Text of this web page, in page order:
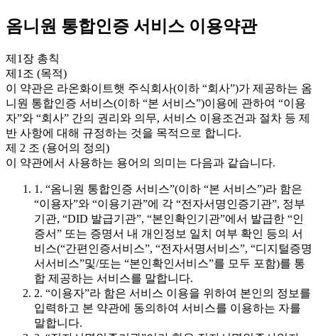
옴니원 통합인증 서비스 이용약관
제1장 총칙
제1조 (목적)
이 약관은 라온화이트햇 주식회사(이하 “회사”)가 제공하는 옴
니원 통합인증 서비스(이하 “본 서비스”)이용에 관하여 “이용
자”와 “회사” 간의 권리와 의무, 서비스 이용조건과 절차 등 제
반 사항에 대해 규정하는 것을 목적으로 합니다.
제 2 조 (용어의 정의)
이 약관에서 사용하는 용어의 의미는 다음과 같습니다.
1. “옴니원 통합인증 서비스”(이하 “본 서비스”)라 함은
“이용자”와 “이용기관”에 각 “전자서명인증기관”, 정부
기관, “DID 발급기관”, “본인확인기관”에서 발급한 “인
증서” 또는 증명서 내 개인정보 일치 여부 확인 등의 서
비스(“간편인증서비스”, “전자서명서비스”, “디지털증명
서서비스”및/또는 “본인확인서비스”를 모두 포함)를 통
합 제공하는 서비스를 말합니다.
2. “이용자”라 함은 서비스 이용을 위하여 본인의 정보를
입력하고 본 약관에 동의하여 서비스를 이용하는 자를
말합니다.